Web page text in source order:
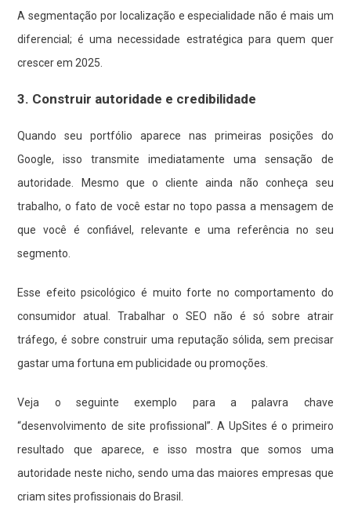
A segmentação por localização e especialidade não é mais um
diferencial; é uma necessidade estratégica para quem quer
crescer em 2025.
3. Construir autoridade e credibilidade
Quando seu portfólio aparece nas primeiras posições do
Google, isso transmite imediatamente uma sensação de
autoridade. Mesmo que o cliente ainda não conheça seu
trabalho, o fato de você estar no topo passa a mensagem de
que você é confiável, relevante e uma referência no seu
segmento.
Esse efeito psicológico é muito forte no comportamento do
consumidor atual. Trabalhar o SEO não é só sobre atrair
tráfego, é sobre construir uma reputação sólida, sem precisar
gastar uma fortuna em publicidade ou promoções.
Veja o seguinte exemplo para a palavra chave
“desenvolvimento de site profissional”. A UpSites é o primeiro
resultado que aparece, e isso mostra que somos uma
autoridade neste nicho, sendo uma das maiores empresas que
criam sites profissionais do Brasil.